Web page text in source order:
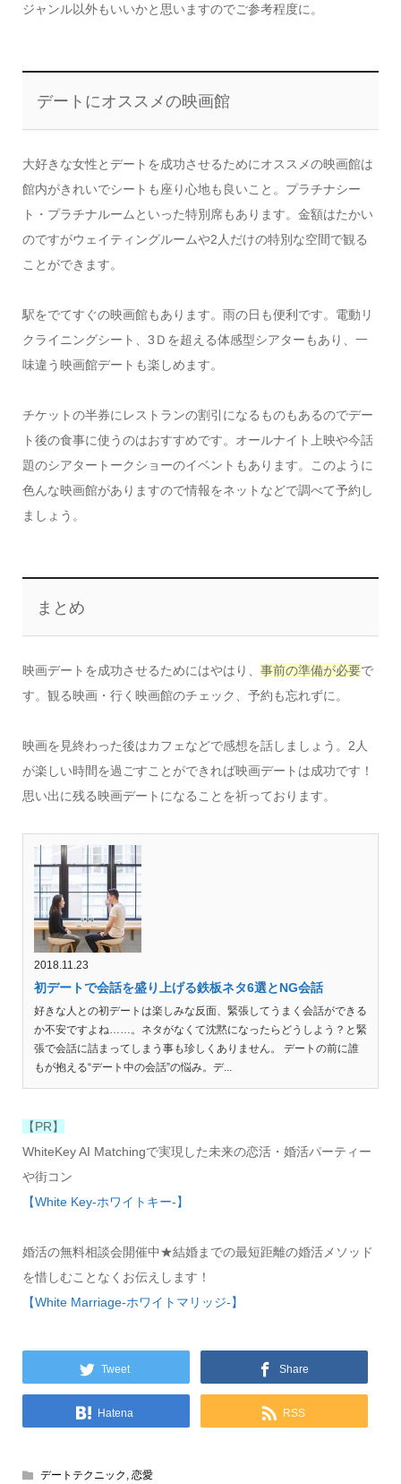
ジャンル以外もいいかと思いますのでご参考程度に。
デートにオススメの映画館
大好きな女性とデートを成功させるためにオススメの映画館は
館内がきれいでシートも座り心地も良いこと。プラチナシー
ト・プラチナルームといった特別席もあります。金額はたかい
のですがウェイティングルームや2人だけの特別な空間で観る
ことができます。
駅をでてすぐの映画館もあります。雨の日も便利です。電動リ
クライニングシート、3Ｄを超える体感型シアターもあり、一
味違う映画館デートも楽しめます。
チケットの半券にレストランの割引になるものもあるのでデー
ト後の食事に使うのはおすすめです。オールナイト上映や今話
題のシアタートークショーのイベントもあります。このように
色んな映画館がありますので情報をネットなどで調べて予約し
ましょう。
まとめ
映画デートを成功させるためにはやはり、 事前の準備が必要で
す。観る映画・行く映画館のチェック、予約も忘れずに。
映画を見終わった後はカフェなどで感想を話しましょう。2人
が楽しい時間を過ごすことができれば映画デートは成功です！
思い出に残る映画デートになることを祈っております。
2018.11.23
初デートで会話を盛り上げる鉄板ネタ6選とNG会話
好きな人との初デートは楽しみな反面、緊張してうまく会話ができる
か不安ですよね……。ネタがなくて沈黙になったらどうしよう？と緊
張で会話に詰まってしまう事も珍しくありません。 デートの前に誰
もが抱える“デート中の会話”の悩み。デ...
【PR】
WhiteKey AI Matchingで実現した未来の恋活・婚活パーティー
や街コン
【White Key-ホワイトキー-】
婚活の無料相談会開催中★結婚までの最短距離の婚活メソッド
を惜しむことなくお伝えします！
【White Marriage-ホワイトマリッジ-】
Tweet Share
Hatena RSS
デートテクニック 恋愛